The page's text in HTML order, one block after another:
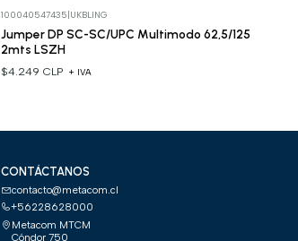
100040547435 UKBLING
Jumper DP SC-SC/UPC Multimodo 62,5/125
2mts LSZH
$4.249 CLP + IVA
CONTÁCTANOS
contacto@metacom.cl
+56228628000
Metacom MTCM
Cóndor 750